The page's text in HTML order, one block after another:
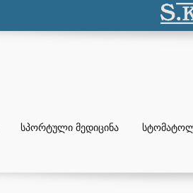
ᲡᲞᲝᲠᲢᲣᲚᲘ ᲛᲔᲓᲘᲪᲘᲜᲐ